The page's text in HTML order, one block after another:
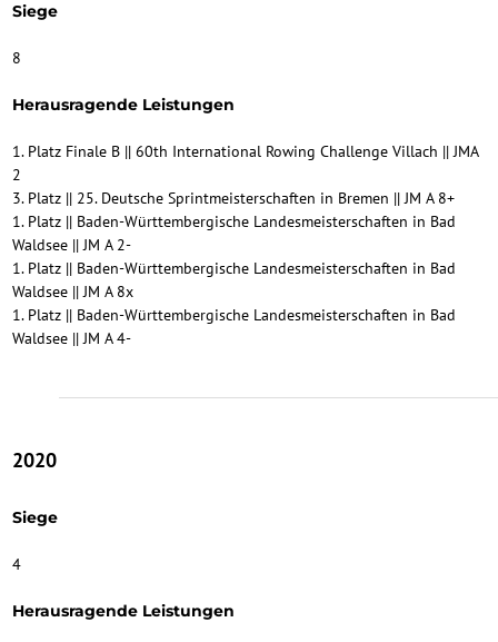
Siege
8
Herausragende Leistungen
1. Platz Finale B || 60th International Rowing Challenge Villach || JMA
2
3. Platz || 25. Deutsche Sprintmeisterschaften in Bremen || JM A 8+
1. Platz || Baden-Württembergische Landesmeisterschaften in Bad
Waldsee || JM A 2-
1. Platz || Baden-Württembergische Landesmeisterschaften in Bad
Waldsee || JM A 8x
1. Platz || Baden-Württembergische Landesmeisterschaften in Bad
Waldsee || JM A 4-
2020
Siege
4
Herausragende Leistungen